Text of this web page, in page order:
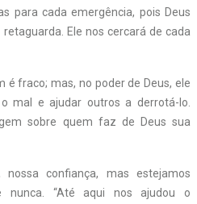
para cada emergência, pois Deus
Ele nos cercará de cada
é fraco; mas, no poder de Deus, ele
mal e ajudar outros a derrotá-lo.
sobre quem faz de Deus sua
nossa confiança, mas estejamos
“Até aqui nos ajudou o